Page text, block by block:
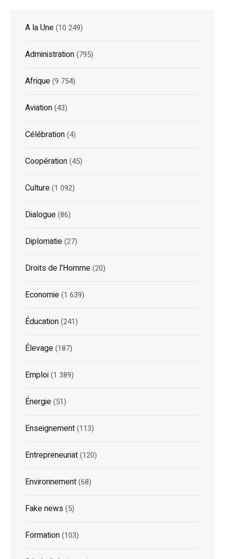
A la Une(10 249)
Administration(795)
Afrique(9 754)
Aviation(43)
Célébration(4)
Coopération(45)
Culture(1 092)
Dialogue(86)
Diplomatie(27)
Droits de l'Homme(20)
Economie(1 639)
Éducation(241)
Élevage(187)
Emploi(1 389)
Énergie(51)
Enseignement(113)
Entrepreneuriat(120)
Environnement(68)
Fake news(5)
Formation(103)